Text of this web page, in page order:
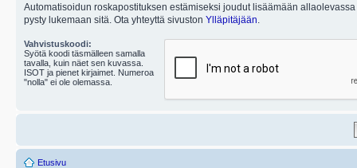
Automatisoidun roskapostituksen estämiseksi joudut lisäämään
pysty lukemaan sitä. Ota yhteyttä sivuston Ylläpitäjään
Vahvistuskoodi:
Syötä koodi täsmälleen samalla
tavalla, kuin näet sen kuvassa.
ISOT ja pienet kirjaimet. Numeroa
"nolla" ei ole olemassa.
Etusivu